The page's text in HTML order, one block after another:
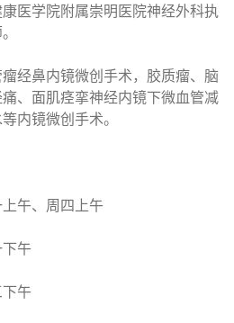
医学院附属崇明医院神经外科执
经鼻内镜微创手术，胶质瘤、脑
、面肌痉挛神经内镜下微血管减
内镜微创手术。
午、周四上午
午
午